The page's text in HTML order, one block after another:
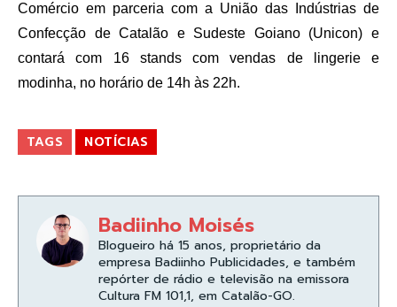
Comércio em parceria com a União das Indústrias de
Confecção de Catalão e Sudeste Goiano (Unicon) e
contará com 16 stands com vendas de lingerie e
modinha, no horário de 14h às 22h.
TAGS NOTÍCIAS
Badiinho Moisés
Blogueiro há 15 anos, proprietário da
empresa Badiinho Publicidades, e também
repórter de rádio e televisão na emissora
Cultura FM 101,1, em Catalão-GO.